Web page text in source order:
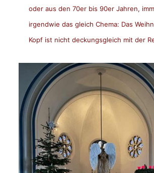
oder aus den 70er bis 90er Jahren,
irgendwie das gleich Chema: Das
Kopf ist nicht deckungsgleich mit der